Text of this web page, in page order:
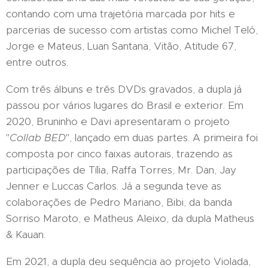
contando com uma trajetória marcada por hits e
parcerias de sucesso com artistas como Michel Teló,
Jorge e Mateus, Luan Santana, Vitão, Atitude 67,
entre outros.
Com três álbuns e três DVDs gravados, a dupla já
passou por vários lugares do Brasil e exterior. Em
2020, Bruninho e Davi apresentaram o projeto
"Collab BED", lançado em duas partes. A primeira foi
composta por cinco faixas autorais, trazendo as
participações de Tília, Raffa Torres, Mr. Dan, Jay
Jenner e Luccas Carlos. Já a segunda teve as
colaborações de Pedro Mariano, Bibi, da banda
Sorriso Maroto, e Matheus Aleixo, da dupla Matheus
& Kauan.
Em 2021, a dupla deu sequência ao projeto Violada,